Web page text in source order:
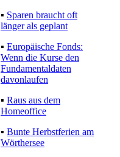
▪ Sparen braucht oft
länger als geplant
▪ Europäische Fonds:
Wenn die Kurse den
Fundamentaldaten
davonlaufen
▪ Raus aus dem
Homeoffice
▪ Bunte Herbstferien am
Wörthersee